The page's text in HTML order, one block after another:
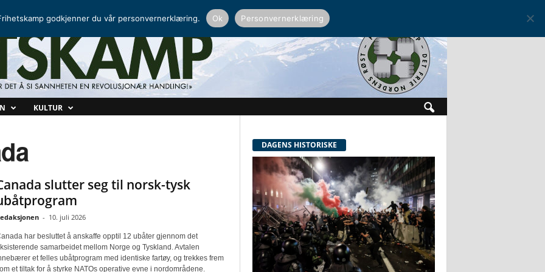
KULTUR
slutter seg til norsk-tysk
- 10. juli 2026
har besluttet å anskaffe opptil 12 ubåter gjennom det
samarbeidet mellom Norge og Tyskland. Avtalen
et felles ubåtprogram med identiske fartøy, og trekkes frem
et tiltak for å styrke NATOs operative evne i nordområdene.
DAGENS HISTORISKE
godkjenner du vår personvernerklæring. Ok Personvernerklæring